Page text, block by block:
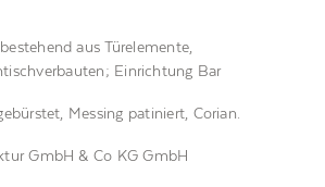
aus Türelemente,
Einrichtung Bar
Messing patiniert, Corian.
GmbH & Co KG GmbH